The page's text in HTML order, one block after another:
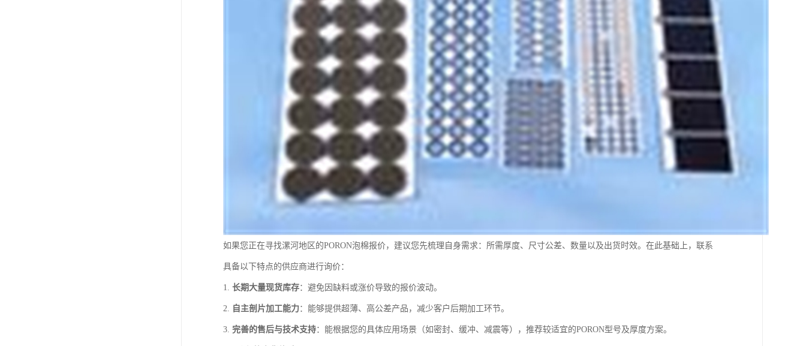
如果您正在寻找漯河地区的PORON泡棉报价，建议您先梳理自身需求：所需厚度、尺寸公差、数量以及出货时效。在此基础上，联系
具备以下特点的供应商进行询价：
1. 长期大量现货库存：避免因缺料或涨价导致的报价波动。
2. 自主剖片加工能力：能够提供超薄、高公差产品，减少客户后期加工环节。
3. 完善的售后与技术支持：能根据您的具体应用场景（如密封、缓冲、减震等），推荐较适宜的PORON型号及厚度方案。